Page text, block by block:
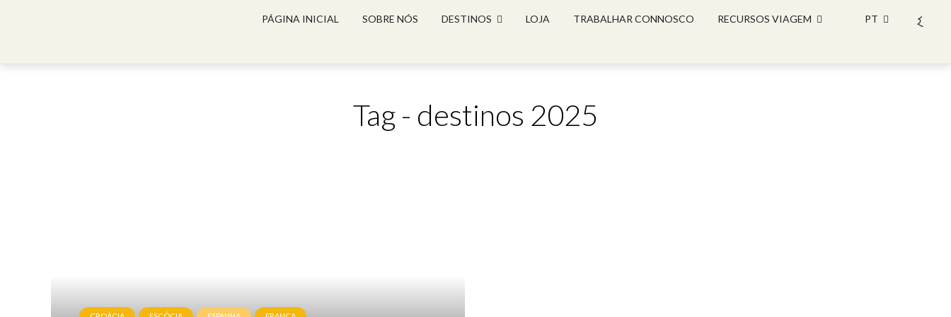
PÁGINA INICIAL SOBRE NÓS DESTINOS LOJA TRABALHAR CONNOSCO RECURSOS VIAGEM PT
Tag - destinos 2025